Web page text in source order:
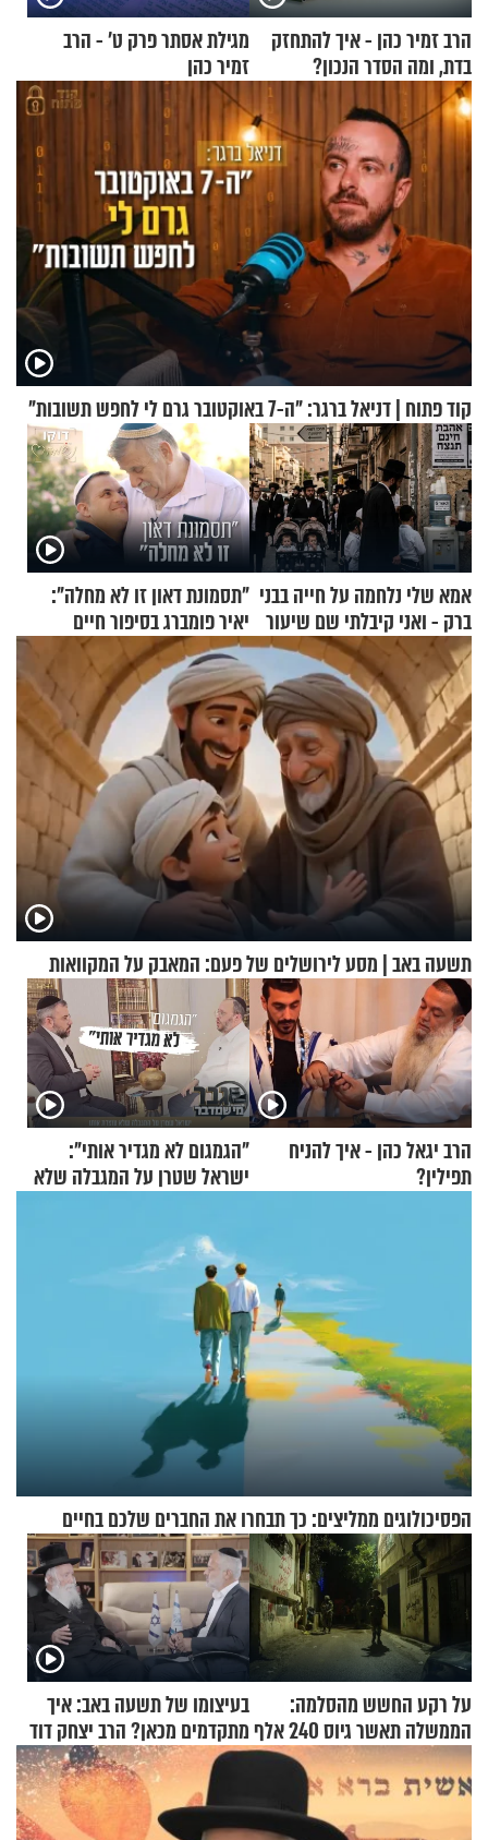
הרב זמיר כהן - איך להתחזק
בדת, ומה הסדר הנכון?
מגילת אסתר פרק ט’ - הרב
זמיר כהן
קוד פתוח | דניאל ברגר: "ה-7 באוקטובר גרם לי לחפש תשובות"
אמא שלי נלחמה על חייה בבני
ברק - ואני קיבלתי שם שיעור
באהבת חינם
"תסמונת דאון זו לא מחלה":
יאיר פומברג בסיפור חיים
מעורר השראה
תשעה באב | מסע לירושלים של פעם: המאבק על המקוואות
הרב יגאל כהן - איך להניח
תפילין?
"הגמגום לא מגדיר אותי":
ישראל שטרן על המגבלה שלא
הפסיכולוגים ממליצים: כך תבחרו את החברים שלכם בחיים
על רקע החשש מהסלמה:
הממשלה תאשר גיוס 240 אלף
אנשי מילואים
בעיצומו של תשעה באב: איך
מתקדמים מכאן? הרב יצחק דוד
גרוסמן בשיחה מיוחדת